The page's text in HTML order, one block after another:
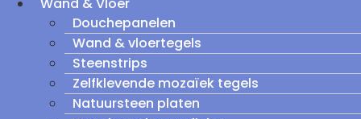
Douchepanelen
Wand & vloertegels
Steenstrips
Zelfklevende mozaïek tegels
Natuursteen platen